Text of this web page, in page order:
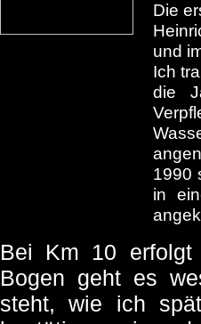
Die
und
Ich
die
1990
in
Bei Km 10
Bogen geht es
steht, wie ich